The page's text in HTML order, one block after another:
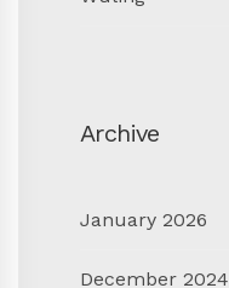
Archive
January 2026
December 2024